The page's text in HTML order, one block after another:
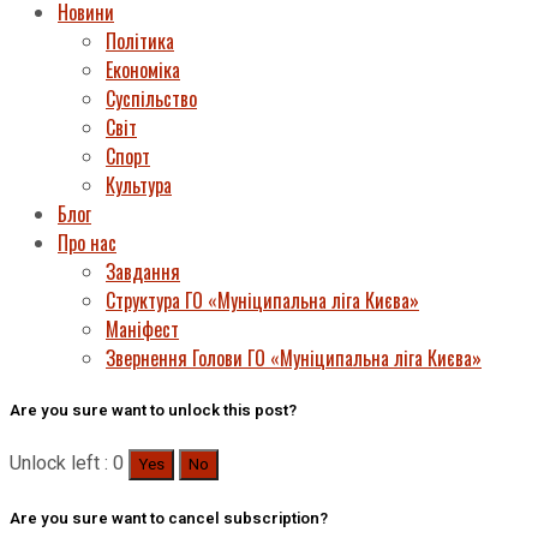
Новини
Політика
Економіка
Суспільство
Світ
Спорт
Культура
Блог
Про нас
Завдання
Структура ГО «Муніципальна ліга Києва»
Маніфест
Звернення Голови ГО «Муніципальна ліга Києва»
Are you sure want to unlock this post?
Unlock left : 0 Yes No
Are you sure want to cancel subscription?